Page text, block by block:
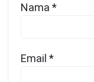
Nama *
Email *